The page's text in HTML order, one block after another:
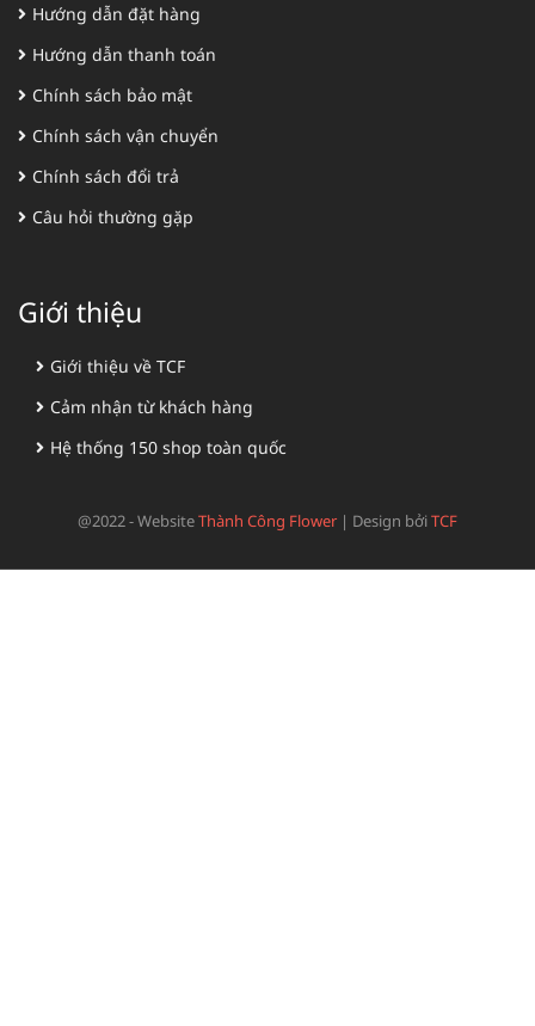
Hướng dẫn đặt hàng
Hướng dẫn thanh toán
Chính sách bảo mật
Chính sách vận chuyển
Chính sách đổi trả
Câu hỏi thường gặp
Giới thiệu
Giới thiệu về TCF
Cảm nhận từ khách hàng
Hệ thống 150 shop toàn quốc
@2022 - WebsiteThành Công Flower | Design bởiTCF